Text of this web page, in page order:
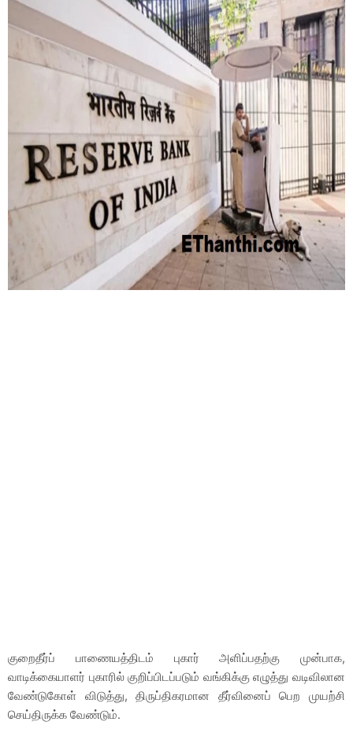
குறைதீர்ப் பாணையத்திடம் புகார் அளிப்பதற்கு முன்பாக,
வாடிக்கையாளர் புகாரில் குறிப்பிடப்படும் வங்கிக்கு எழுத்து வடிவிலான
வேண்டுகோள் விடுத்து, திருப்திகரமான தீர்வினைப் பெற முயற்சி
செய்திருக்க வேண்டும்.